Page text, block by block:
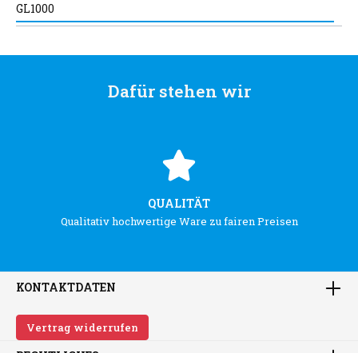
GL1000
Dafür stehen wir
QUALITÄT
Qualitativ hochwertige Ware zu fairen Preisen
KONTAKTDATEN
Vertrag widerrufen